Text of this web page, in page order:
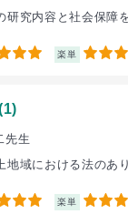
研究内容と社会保障
楽単 3
先生
地域における法のあ
楽単 3